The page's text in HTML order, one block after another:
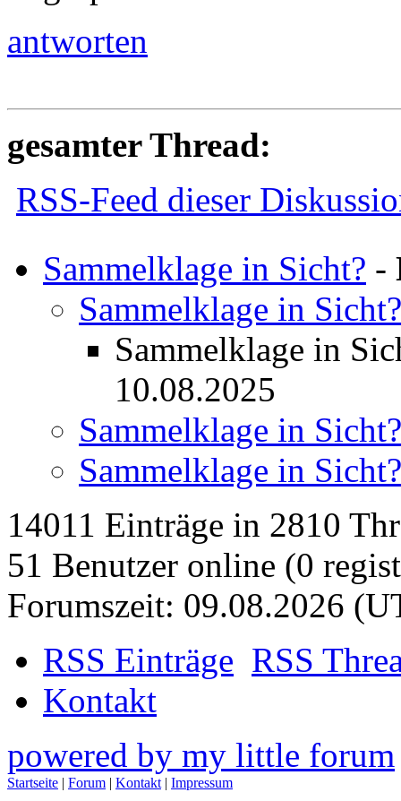
antworten
gesamter Thread:
RSS-Feed dieser
Sammelklage in Sicht? -
Sammelklage in Sicht?
Sammelklage in
10.08.2025
Sammelklage in Sicht?
Sammelklage in Sicht?
14011 Einträge in 2810
51 Benutzer online (0
Forumszeit: 09.08.2026
RSS Einträge RSS
Kontakt
powered by my little forum
Startseite | Forum | Kontakt | Impressum